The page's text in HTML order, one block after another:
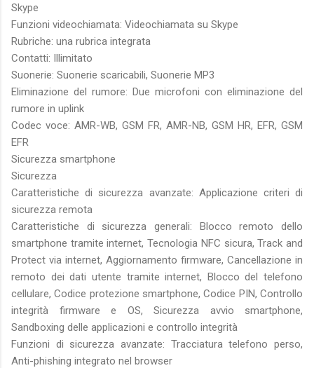
Skype
Funzioni videochiamata: Videochiamata su Skype
Rubriche: una rubrica integrata
Contatti: Illimitato
Suonerie: Suonerie scaricabili, Suonerie MP3
Eliminazione del rumore: Due microfoni con eliminazione del
rumore in uplink
Codec voce: AMR-WB, GSM FR, AMR-NB, GSM HR, EFR, GSM
EFR
Sicurezza smartphone
Sicurezza
Caratteristiche di sicurezza avanzate: Applicazione criteri di
sicurezza remota
Caratteristiche di sicurezza generali: Blocco remoto dello
smartphone tramite internet, Tecnologia NFC sicura, Track and
Protect via internet, Aggiornamento firmware, Cancellazione in
remoto dei dati utente tramite internet, Blocco del telefono
cellulare, Codice protezione smartphone, Codice PIN, Controllo
integrità firmware e OS, Sicurezza avvio smartphone,
Sandboxing delle applicazioni e controllo integrità
Funzioni di sicurezza avanzate: Tracciatura telefono perso,
Anti-phishing integrato nel browser